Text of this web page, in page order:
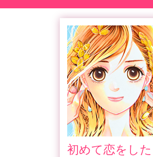
初めて恋をし